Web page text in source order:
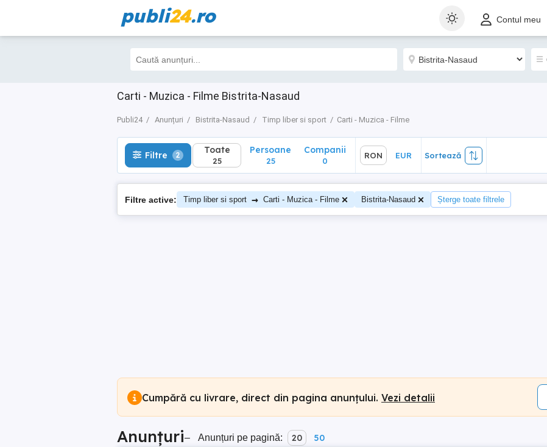
publi24.ro Contul meu
Carti - Muzica - Filme Bistrita-Nasaud
Publi24 Anunțuri Bistrita-Nasaud Timp liber si sport Carti - Muzica - Filme
Filtre 2 Toate
25
Sortează
Filtre 2 Toate
25
Persoane
25
Companii
0
RON EUR Sortează
Filtre active: Timp liber si sport → Carti - Muzica - Filme Bistrita-Nasaud Șterge toate filtrele
Cumpără cu livrare, direct din pagina anunțului. Vezi detalii
Anunțuri– Anunțuri pe pagină: 20 50